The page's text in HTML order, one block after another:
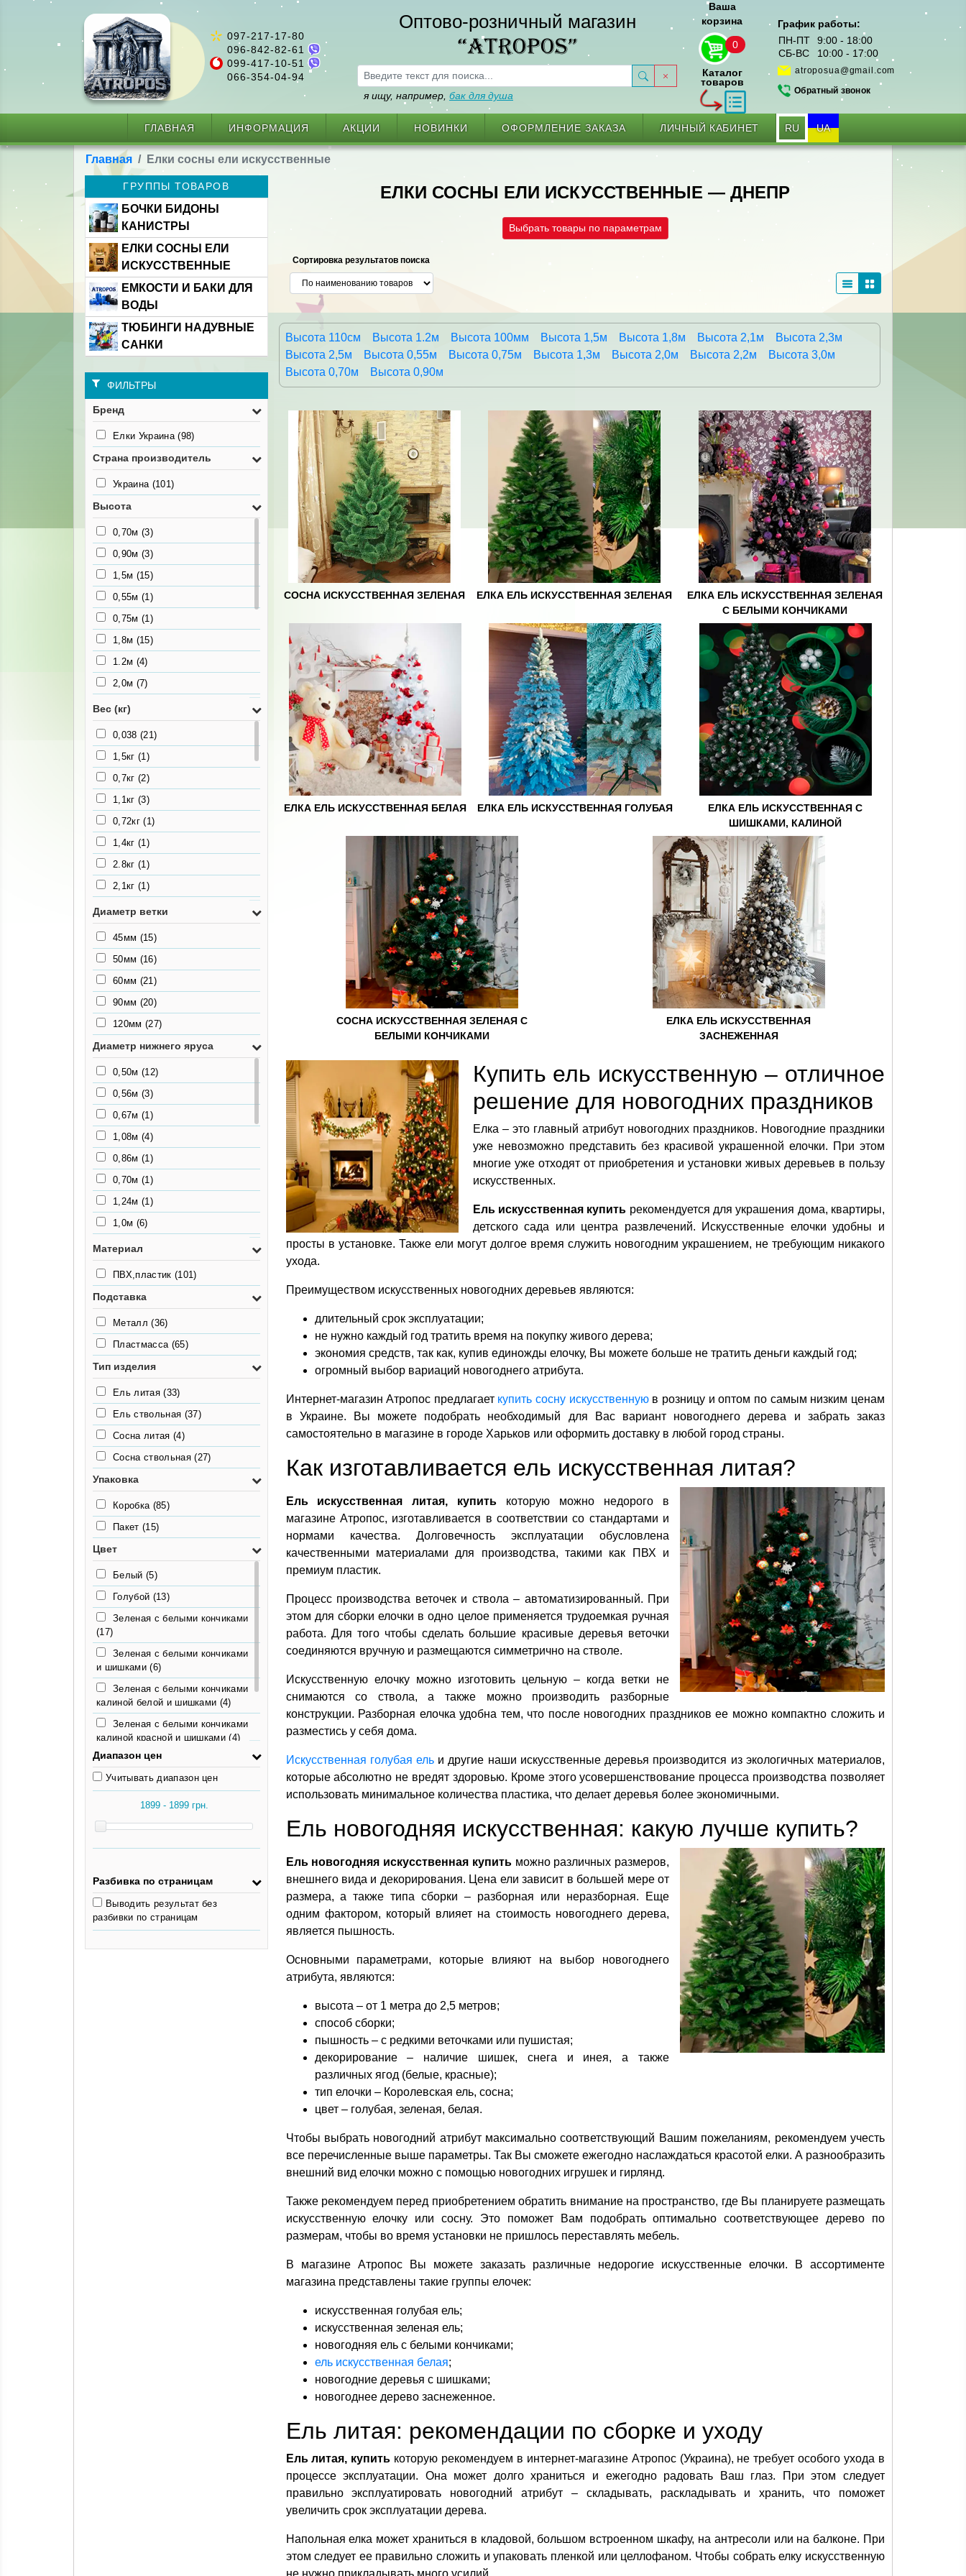
097-217-17-80
096-842-82-61
099-417-10-51
066-354-04-94
Оптово-розничный магазин
“ATROPOS”
я ищу, например, бак для душа
Ваша
корзина
0
Каталог
товаров
График работы:
ПН-ПТ
9:00 - 18:00
СБ-ВС
10:00 - 17:00
atroposua@gmail.com
Обратный звонок
ГЛАВНАЯ ИНФОРМАЦИЯ АКЦИИ НОВИНКИ ОФОРМЛЕНИЕ ЗАКАЗА ЛИЧНЫЙ КАБИНЕТ RU UA
Главная Елки сосны ели искусственные
ГРУППЫ ТОВАРОВ
БОЧКИ БИДОНЫ
КАНИСТРЫ
ЕЛКИ СОСНЫ ЕЛИ
ИСКУССТВЕННЫЕ
ЕМКОСТИ И БАКИ ДЛЯ
ВОДЫ
ТЮБИНГИ НАДУВНЫЕ
САНКИ
ФИЛЬТРЫ
Бренд
Елки Украина(98)
Страна производитель
Украина (101)
Высота
0,70м (3)
0,90м (3)
1,5м (15)
0,55м (1)
0,75м (1)
1,8м (15)
1.2м (4)
2,0м (7)
2,1м
1,3м(5)
2,5м(11)
3,0м(9)
2,2м(6)
100мм(3)
110см(2)
Вес (кг)
0,038 (21)
1,5кг (1)
0,7кг (2)
1,1кг (3)
0,72кг(1)
1,4кг (1)
2.8кг (1)
2,1кг (1)
2,6кг (1)
2,2кг(3)
3,1кг(1)
2,3кг(2)
4,2кг(1)
3.4кг(4)
5,4кг(2)
4,6кг(3)
3.6кг(4)
4,5кг(4)
6,2кг(1)
5,5кг(5)
6.5кг(1)
7,39кг(2)
6,4кг(3)
6,49кг
6.85 (3)
8кг(3)
9,73кг
(2)
10кг
11,32кг(2)
13,15кг(2)
12,75кг(3)
17,6кг(2)
17,4кг(2)
39кг(1)
Диаметр ветки
45мм (15)
50мм (16)
60мм (21)
90мм (20)
120мм (27)
Диаметр нижнего яруса
0,50м (12)
0,56м (3)
0,67м (1)
1,08м (4)
0,86м (1)
0,70м (1)
1,24м (1)
1,0м (6)
0,88м(1)
0,64м(1)
1,75м(2)
1,6м(5)
1,54м(5)
1,44м
1,30м(4)
1,28м(12)
1,1м(6)
1,16м (6)
0,94м
0,82м(5)
0,83м (1)
Материал
ПВХ,пластик (101)
Подставка
Металл(36)
Пластмасса (65)
Тип изделия
Ель литая(33)
Ель ствольная (37)
Сосна литая (4)
Сосна ствольная(27)
Упаковка
Коробка (85)
Пакет (15)
Цвет
Белый (5)
Голубой (13)
Зеленая с белыми кончиками
(17)
Зеленая с белыми кончиками
и шишками(6)
Зеленая с белыми кончиками
калиной белой и шишками (4)
Зеленая с белыми кончиками
калиной красной и шишками(4)
Зеленый(48)
Зеленый с белым напылением
(4)
Диапазон цен
Учитывать диапазон цен
Разбивка по страницам
Выводить результат без
разбивки по страницам
ЕЛКИ СОСНЫ ЕЛИ ИСКУССТВЕННЫЕ — ДНЕПР
Выбрать товары по параметрам
Сортировка результатов поиска
Высота 110см Высота 1.2м Высота 100мм Высота 1,5м Высота 1,8м Высота 2,1м
Высота 2,3м
Высота 2,5м
Высота 0,55м Высота 0,75м Высота 1,3м Высота 2,0м Высота 2,2м
Высота 3,0м
Высота 0,70м
Высота 0,90м
СОСНА ИСКУССТВЕННАЯ ЗЕЛЕНАЯ ЕЛКА ЕЛЬ ИСКУССТВЕННАЯ ЗЕЛЕНАЯ
ЕЛКА ЕЛЬ ИСКУССТВЕННАЯ ЗЕЛЕНАЯ
С БЕЛЫМИ КОНЧИКАМИ
ЕЛКА ЕЛЬ ИСКУССТВЕННАЯ БЕЛАЯ ЕЛКА ЕЛЬ ИСКУССТВЕННАЯ ГОЛУБАЯ
ЕЛКА ЕЛЬ ИСКУССТВЕННАЯ С
ШИШКАМИ, КАЛИНОЙ
СОСНА ИСКУССТВЕННАЯ ЗЕЛЕНАЯ С
БЕЛЫМИ КОНЧИКАМИ
ЕЛКА ЕЛЬ ИСКУССТВЕННАЯ
ЗАСНЕЖЕННАЯ
Купить ель искусственную – отличное
решение для новогодних праздников
Елка – это главный атрибут новогодних праздников. Новогодние праздники
уже невозможно представить без красивой украшенной елочки. При этом
многие уже отходят от приобретения и установки живых деревьев в пользу
искусственных.
Ель искусственная купить рекомендуется для украшения дома, квартиры,
детского сада или центра развлечений. Искусственные елочки удобны и
просты в установке. Также ели могут долгое время служить новогодним украшением, не требующим никакого
ухода.
Преимуществом искусственных новогодних деревьев являются:
длительный срок эксплуатации;
не нужно каждый год тратить время на покупку живого дерева;
экономия средств, так как, купив единожды елочку, Вы можете больше не тратить деньги каждый год;
огромный выбор вариаций новогоднего атрибута.
Интернет-магазин Атропос предлагает купить сосну искусственнуюв розницу и оптом по самым низким ценам
в Украине. Вы можете подобрать необходимый для Вас вариант новогоднего дерева и забрать заказ
самостоятельно в магазине в городе Харьков или оформить доставку в любой город страны.
Как изготавливается ель искусственная литая?
Ель искусственная литая, купить которую можно недорого в
магазине Атропос, изготавливается в соответствии со стандартами и
нормами качества. Долговечность эксплуатации обусловлена
качественными материалами для производства, такими как ПВХ и
премиум пластик.
Процесс производства веточек и ствола – автоматизированный. При
этом для сборки елочки в одно целое применяется трудоемкая ручная
работа. Для того чтобы сделать большие красивые деревья веточки
соединяются вручную и размещаются симметрично на стволе.
Искусственную елочку можно изготовить цельную – когда ветки не
снимаются со ствола, а также можно производить разборные
конструкции. Разборная елочка удобна тем, что после новогодних праздников ее можно компактно сложить и
разместись у себя дома.
Искусственная голубая ельи другие наши искусственные деревья производится из экологичных материалов,
которые абсолютно не вредят здоровью. Кроме этого усовершенствование процесса производства позволяет
использовать минимальное количества пластика, что делает деревья более экономичными.
Ель новогодняя искусственная: какую лучше купить?
Ель новогодняя искусственная купитьможно различных размеров,
внешнего вида и декорирования. Цена ели зависит в большей мере от
размера, а также типа сборки – разборная или неразборная. Еще
одним фактором, который влияет на стоимость новогоднего дерева,
является пышность.
Основными параметрами, которые влияют на выбор новогоднего
атрибута, являются:
высота – от 1 метра до 2,5 метров;
способ сборки;
пышность – с редкими веточками или пушистая;
декорирование – наличие шишек, снега и инея, а также
различных ягод (белые, красные);
тип елочки – Королевская ель, сосна;
цвет – голубая, зеленая, белая.
Чтобы выбрать новогодний атрибут максимально соответствующий Вашим пожеланиям, рекомендуем учесть
все перечисленные выше параметры. Так Вы сможете ежегодно наслаждаться красотой елки. А разнообразить
внешний вид елочки можно с помощью новогодних игрушек и гирлянд.
Также рекомендуем перед приобретением обратить внимание на пространство, где Вы планируете размещать
искусственную елочку или сосну. Это поможет Вам подобрать оптимально соответствующее дерево по
размерам, чтобы во время установки не пришлось переставлять мебель.
В магазине Атропос Вы можете заказать различные недорогие искусственные елочки. В ассортименте
магазина представлены такие группы елочек:
искусственная голубая ель;
искусственная зеленая ель;
новогодняя ель с белыми кончиками;
ель искусственная белая;
новогодние деревья с шишками;
новогоднее дерево заснеженное.
Ель литая: рекомендации по сборке и уходу
Ель литая, купить которую рекомендуем в интернет-магазине Атропос (Украина), не требует особого ухода в
процессе эксплуатации. Она может долго храниться и ежегодно радовать Ваш глаз. При этом следует
правильно эксплуатировать новогодний атрибут – складывать, раскладывать и хранить, что поможет
увеличить срок эксплуатации дерева.
Напольная елка может храниться в кладовой, большом встроенном шкафу, на антресоли или на балконе. При
этом следует ее правильно сложить и упаковать пленкой или целлофаном. Чтобы собрать елку искусственную
не нужно прикладывать много усилий.